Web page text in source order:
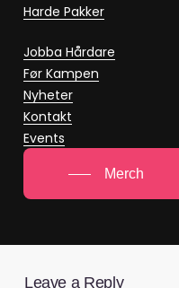
Harde Pakker
Jobba Hårdare
Før Kampen
Nyheter
Kontakt
Events
Merch
Leave a Reply